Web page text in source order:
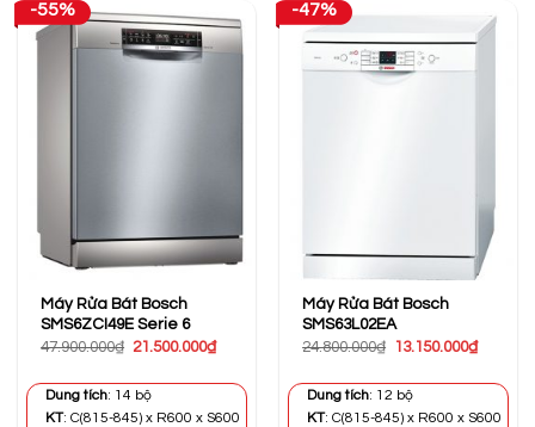
-55%
Máy Rửa Bát Bosch
SMS6ZCI49E Serie 6
47.900.000₫ Giá
47.900.000₫.
21.500.000₫Giá
Dung tích: 14 bộ
KT: C(815-845) x R600 x S600
-47%
Máy Rửa Bát Bosch
SMS63L02EA
24.800.000₫
Giá
24.800.000₫.
13.150.000₫Giá
Dung tích: 12 bộ
KT: C(815-845) x R600 x S600